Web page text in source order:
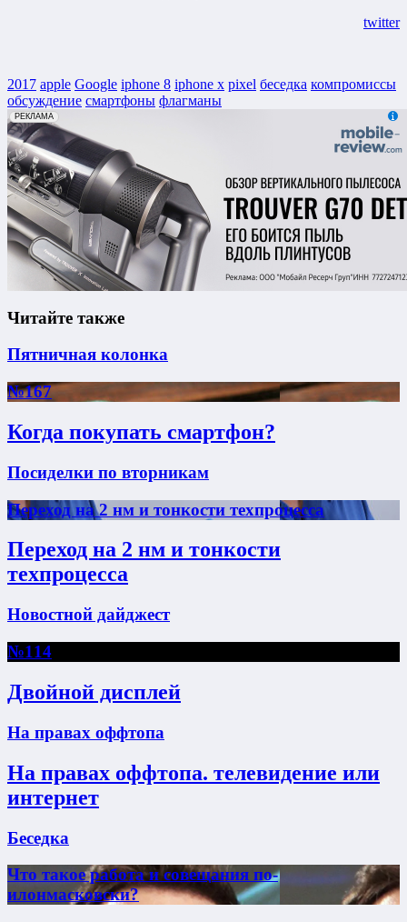
twitter
2017 apple Google iphone 8 iphone x pixel беседка компромиссы
обсуждение смартфоны флагманы
erid: 2VfnxxmNzs5
РЕКЛАМА
Читайте также
Пятничная колонка
№167
Когда покупать смартфон?
Посиделки по вторникам
Переход на 2 нм и тонкости техпроцесса
Переход на 2 нм и тонкости
техпроцесса
Новостной дайджест
№114
Двойной дисплей
На правах оффтопа
На правах оффтопа. телевидение или
интернет
Беседка
Что такое работа и совещания по-
илонмасковски?